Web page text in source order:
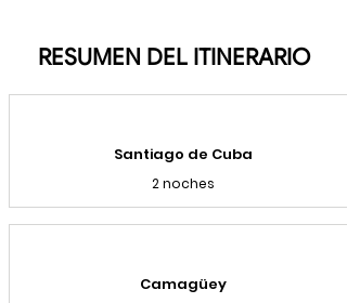
RESUMEN DEL ITINERARIO
Santiago de Cuba
2 noches
Camagüey